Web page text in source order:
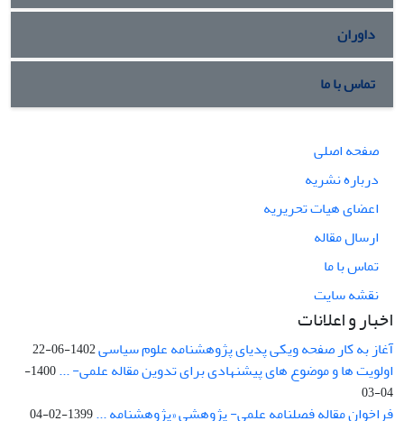
داوران
تماس با ما
صفحه اصلی
درباره نشریه
اعضای هیات تحریریه
ارسال مقاله
تماس با ما
نقشه سایت
اخبار و اعلانات
آغاز به کار صفحه ویکی پدیای پژوهشنامه علوم سیاسی1402-06-22
اولویت ها و موضوع های پیشنهادی برای تدوین مقاله علمی- ...
1400-
04-03
فراخوان مقاله فصلنامه علمی- پژوهشی «پژوهشنامه ...1399-02-04